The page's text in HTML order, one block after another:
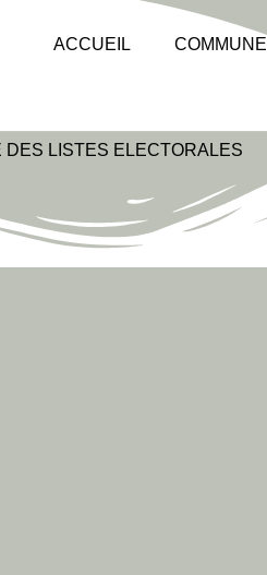
ACCUEIL COMMUNE
LISTES ELECTORALES